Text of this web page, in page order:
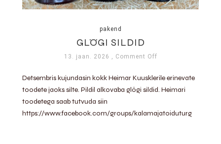
pakend
GLÖGI SILDID
13. jaan. 2026 , Comment Off
Detsembris kujundasin kokk Heimar Kuusklerile erinevate
toodete jaoks silte. Pildil alkovaba glögi sildid. Heimari
toodetega saab tutvuda siin
https://www.facebook.com/groups/kalamajatoiduturg